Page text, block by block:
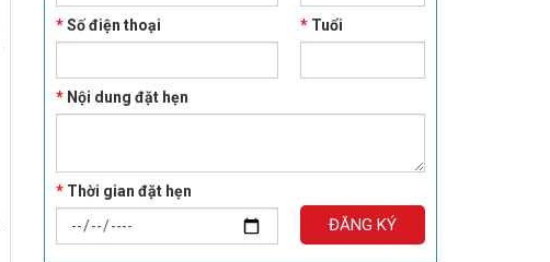
*Số điện thoại *Tuổi
*Nội dung đặt hẹn
*Thời gian đặt hẹn
ĐĂNG KÝ